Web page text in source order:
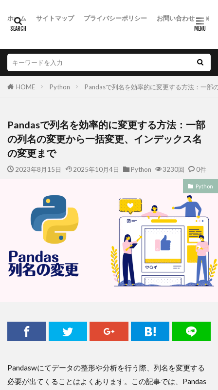
ホーム サイトマップ プライバシーポリシー お問い合わせ
HOME Python Pandasで列名を効率的に変更する方法：一部
Pandasで列名を効率的に変更する方法：一部
の列名の変更から一括変更、インデックス名
の変更まで
2023年8月15日 2025年10月4日 Python 3230回 0件
Python
Pandaswにてデータの整形や分析を行う際、列名を変更する
必要が出てくることはよくあります。この記事では、Pandas